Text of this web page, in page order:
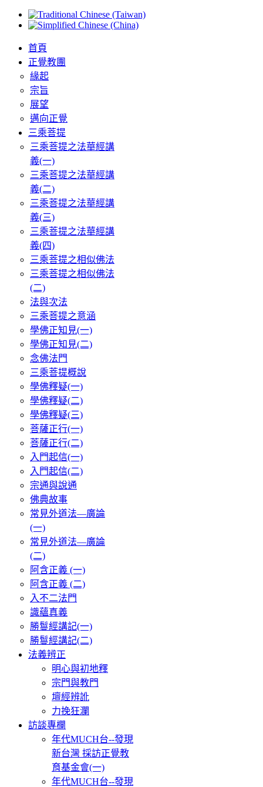
首頁
正覺教團
緣起
宗旨
展望
邁向正覺
三乘菩提
三乘菩提之法華經講
義(一)
三乘菩提之法華經講
義(二)
三乘菩提之法華經講
義(三)
三乘菩提之法華經講
義(四)
三乘菩提之相似佛法
三乘菩提之相似佛法
(二)
法與次法
三乘菩提之意涵
學佛正知見(一)
學佛正知見(二)
念佛法門
三乘菩提概說
學佛釋疑(一)
學佛釋疑(二)
學佛釋疑(三)
菩薩正行(一)
菩薩正行(二)
入門起信(一)
入門起信(二)
宗通與說通
佛典故事
常見外道法—廣論
(一)
常見外道法—廣論
(二)
阿含正義 (一)
阿含正義 (二)
入不二法門
識蘊真義
勝鬘經講記(一)
勝鬘經講記(二)
法義辨正
明心與初地釋
宗門與教門
壇經辨訛
力挽狂瀾
訪談專欄
年代MUCH台--發現
新台灣 採訪正覺教
育基金會(一)
年代MUCH台--發現